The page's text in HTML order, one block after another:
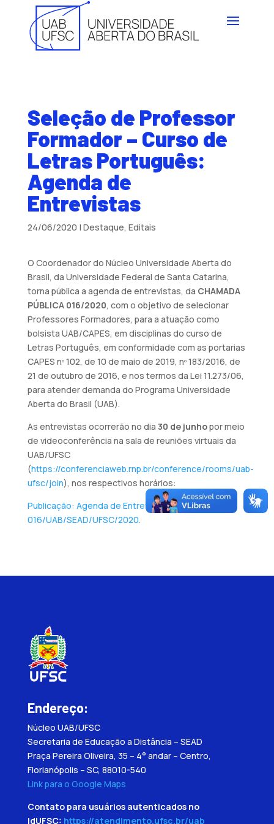
Seleção de Professor
Formador – Curso de
Letras Português:
Agenda de
Entrevistas
24/06/2020 | Destaque, Editais
O Coordenador do Núcleo Universidade Aberta do
Brasil, da Universidade Federal de Santa Catarina,
torna pública a agenda de entrevistas, da CHAMADA
PÚBLICA 016/2020, com o objetivo de selecionar
Professores Formadores, para a atuação como
bolsista UAB/CAPES, em disciplinas do curso de
Letras Português, em conformidade com as portarias
CAPES nº 102, de 10 de maio de 2019, nº 183/2016, de
21 de outubro de 2016, e nos termos da Lei 11.273/06,
para atender demanda do Programa Universidade
Aberta do Brasil (UAB).
As entrevistas ocorrerão no dia 30 de junhopor meio
de videoconferência na sala de reuniões virtuais da
UAB/UFSC
(https://conferenciaweb.rnp.br/conference/rooms/uab-
ufsc/join), nos respectivos horários:
Publicação: Agenda de Entrevistas – Edital nº
016/UAB/SEAD/UFSC/2020.
Endereço:
Núcleo UAB/UFSC
Secretaria de Educação a Distância – SEAD
Praça Pereira Oliveira, 35 – 4° andar – Centro,
Florianópolis – SC, 88010-540
Link para o Google Maps
Contato para usuários autenticados no
IdUFSC: https://atendimento.ufsc.br/uab